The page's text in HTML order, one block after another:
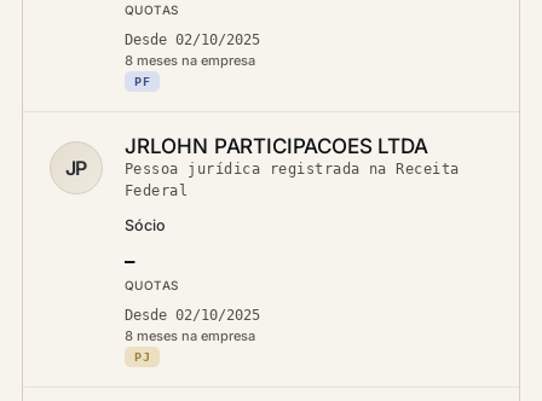
QUOTAS
Desde 02/10/2025
8 meses na empresa
PF
JP
JRLOHN PARTICIPACOES LTDA
Pessoa jurídica registrada na Receita
Federal
Sócio
—
QUOTAS
Desde 02/10/2025
8 meses na empresa
PJ